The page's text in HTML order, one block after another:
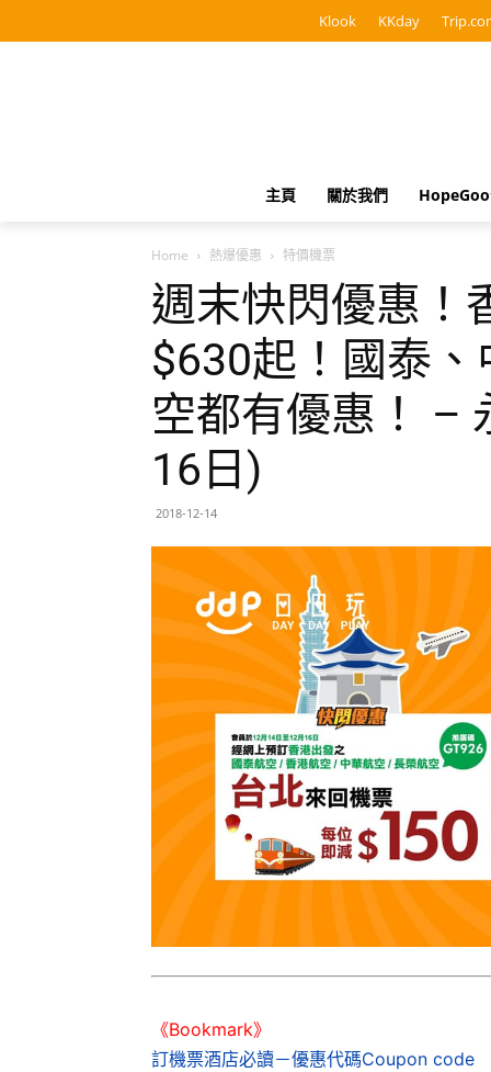
Klook KKday
主頁 關於我們
Home 熱爆優惠 特價機票
週末快閃優惠！
$630起！國泰
空都有優惠！ –
16日)
2018-12-14
《Bookmark》
訂機票酒店必讀－優惠代碼Coupon code